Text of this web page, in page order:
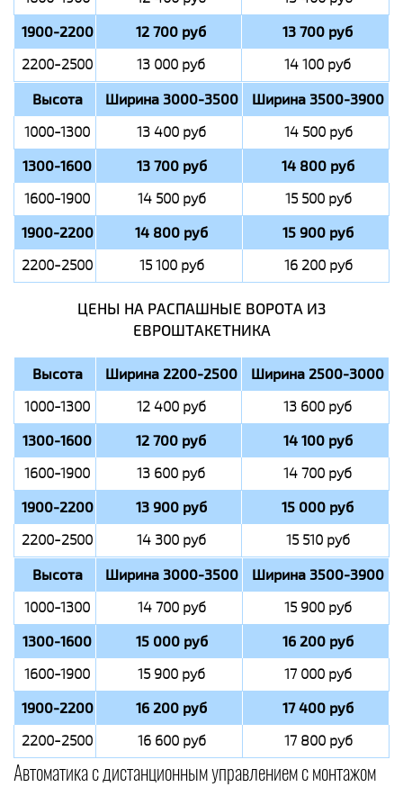
1900-2200 12 700 руб 13 700 руб
2200-2500 13 000 руб 14 100 руб
Высота Ширина 3000-3500 Ширина 3500-3900
1000-1300 13 400 руб 14 500 руб
1300-1600 13 700 руб 14 800 руб
1600-1900 14 500 руб 15 500 руб
1900-2200 14 800 руб 15 900 руб
2200-2500 15 100 руб 16 200 руб
ЦЕНЫ НА РАСПАШНЫЕ ВОРОТА ИЗ
ЕВРОШТАКЕТНИКА
Высота Ширина 2200-2500 Ширина 2500-3000
1000-1300 12 400 руб 13 600 руб
1300-1600 12 700 руб 14 100 руб
1600-1900 13 600 руб 14 700 руб
1900-2200 13 900 руб 15 000 руб
2200-2500 14 300 руб 15 510 руб
Высота Ширина 3000-3500 Ширина 3500-3900
1000-1300 14 700 руб 15 900 руб
1300-1600 15 000 руб 16 200 руб
1600-1900 15 900 руб 17 000 руб
1900-2200 16 200 руб 17 400 руб
2200-2500 16 600 руб 17 800 руб
Автоматика с дистанционным управлением с монтажом